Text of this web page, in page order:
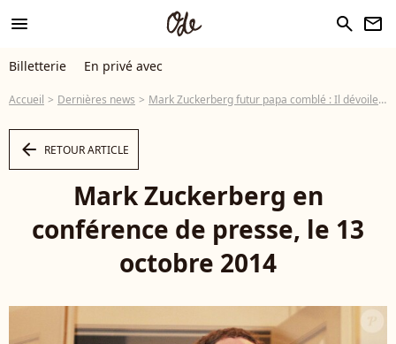
menu search newsletter
Billetterie En privé avec
Accueil Dernières news Mark Zuckerberg futur papa comblé : Il dévoile une touchante photo de famille
arrow_left RETOUR ARTICLE
Mark Zuckerberg en
conférence de presse, le 13
octobre 2014